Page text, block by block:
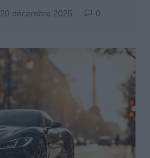
20 décembre 2025 0